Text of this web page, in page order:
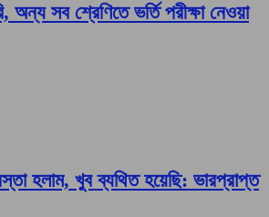
অন্য সব শ্রেণিতে ভর্তি পরীক্ষা নেওয়া
হলাম, খুব ব্যথিত হয়েছি: ভারপ্রাপ্ত